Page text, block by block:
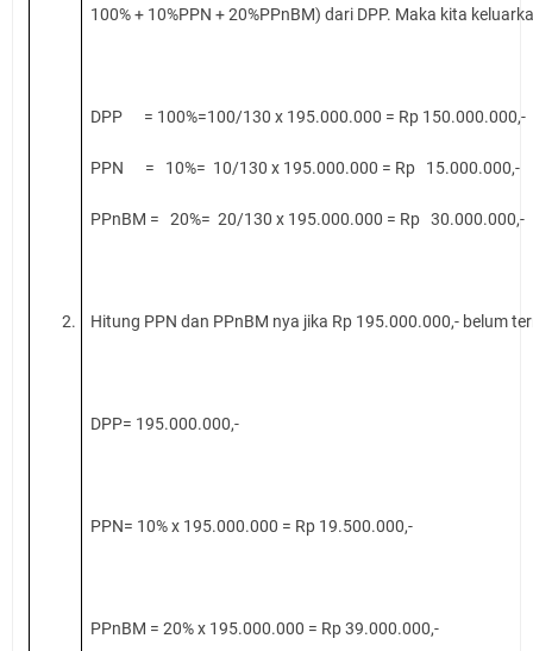
100% + 10%PPN + 20%PPnBM) dari DPP. Maka kita
DPP = 100%=100/130 x 195.000.000 = Rp 150.000.000,-
PPN = 10%= 10/130 x 195.000.000 = Rp 15.000.000,-
PPnBM = 20%= 20/130 x 195.000.000 = Rp 30.000.000,-
2. Hitung PPN dan PPnBM nya jika Rp 195.000.000,- belum
DPP= 195.000.000,-
PPN= 10% x 195.000.000 = Rp 19.500.000,-
PPnBM = 20% x 195.000.000 = Rp 39.000.000,-